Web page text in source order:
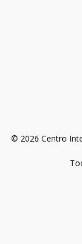
© 2026 Centro